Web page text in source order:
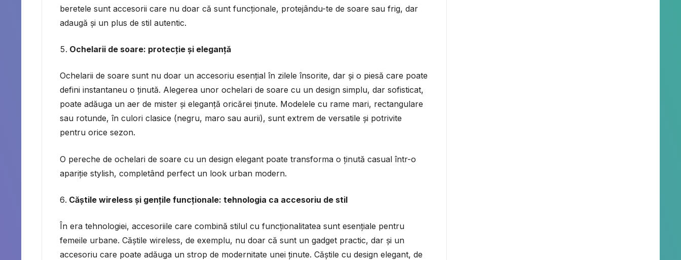
beretele sunt accesorii care nu doar că sunt funcționale, protejându-te de soare sau frig, dar
adaugă și un plus de stil autentic.
Ochelarii de soare: protecție și eleganță
Ochelarii de soare sunt nu doar un accesoriu esențial în zilele însorite, dar și o piesă care poate
defini instantaneu o ținută. Alegerea unor ochelari de soare cu un design simplu, dar sofisticat,
poate adăuga un aer de mister și eleganță oricărei ținute. Modelele cu rame mari, rectangulare
sau rotunde, în culori clasice (negru, maro sau aurii), sunt extrem de versatile și potrivite
pentru orice sezon.
O pereche de ochelari de soare cu un design elegant poate transforma o ținută casual într-o
apariție stylish, completând perfect un look urban modern.
Căștile wireless și gențile funcționale: tehnologia ca accesoriu de stil
În era tehnologiei, accesoriile care combină stilul cu funcționalitatea sunt esențiale pentru
femeile urbane. Căștile wireless, de exemplu, nu doar că sunt un gadget practic, dar și un
accesoriu care poate adăuga un strop de modernitate unei ținute. Căștile cu design elegant, de